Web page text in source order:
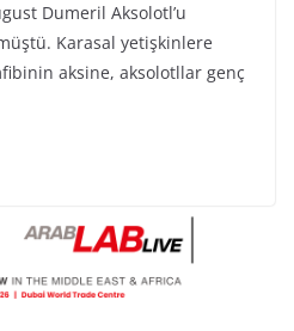
Dumeril Aksolotl’u
Karasal yetişkinlere
aksine, aksolotllar genç